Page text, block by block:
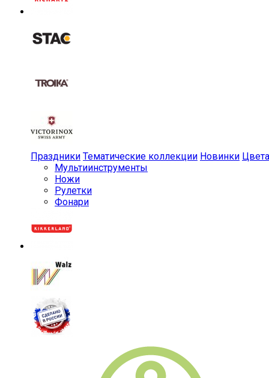
Праздники Тематические коллекции Новинки Цвета
Мульти­инструменты
Ножи
Рулетки
Фонари